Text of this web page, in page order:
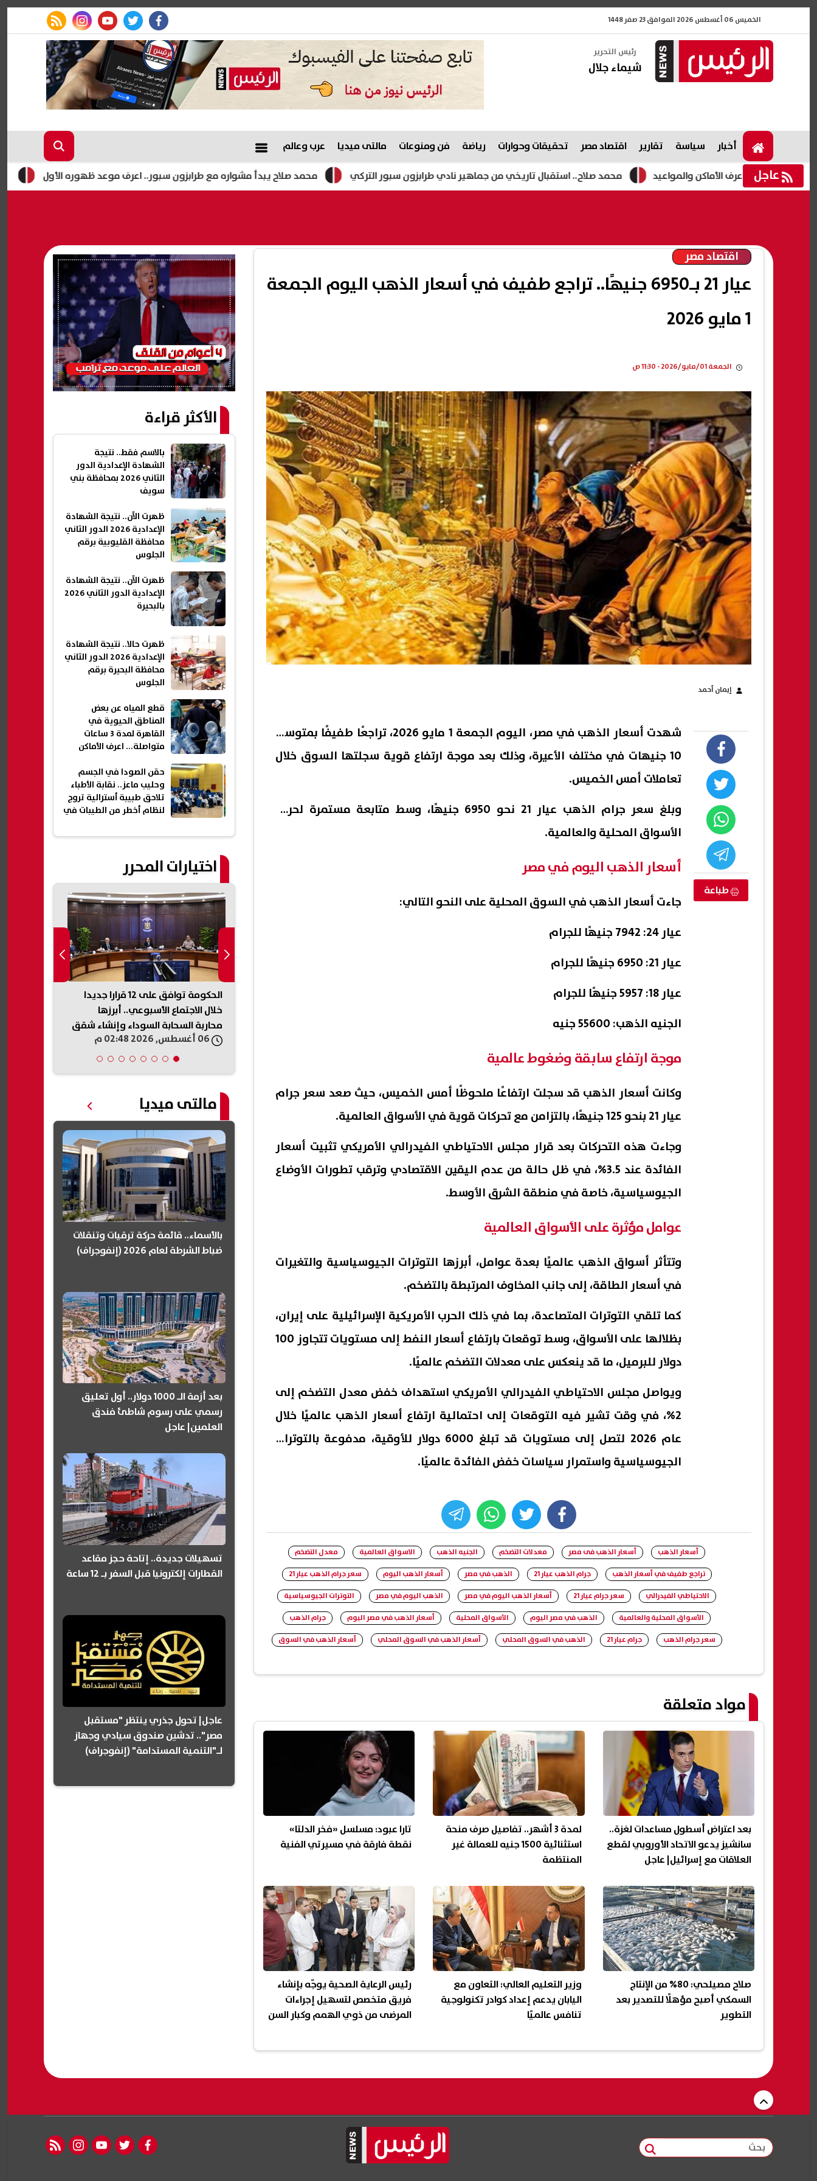
الخميس 06 أغسطس 2026 الموافق 23 صفر 1448
facebook
twitter
youtube
instagram
rss feed
رئيس التحرير
شيماء جلال
أخبار سياسة تقارير اقتصاد مصر تحقيقات وحوارات رياضة فن ومنوعات مالتى ميديا عرب وعالم
عاجل النائب محمد محمد صلاح يبدأ مشواره مع طرابزون سبور.. اعرف موعد ظهوره الأول محمد صلاح.. استقبال تاريخي من جماهير نادي طرابزون سبور التركي
اقتصاد مصر
عيار 21 بـ6950 جنيهًا.. تراجع طفيف في أسعار الذهب اليوم الجمعة
1 مايو 2026
الجمعة 01/مايو/2026 - 11:30 ص
إيمان أحمد
طباعة
شهدت أسعار الذهب في مصر، اليوم الجمعة 1 مايو 2026، تراجعًا طفيفًا بمتوسط
10 جنيهات في مختلف الأعيرة، وذلك بعد موجة ارتفاع قوية سجلتها السوق خلال
تعاملات أمس الخميس.
وبلغ سعر جرام الذهب عيار 21 نحو 6950 جنيهًا، وسط متابعة مستمرة لحركة
الأسواق المحلية والعالمية.
أسعار الذهب اليوم في مصر
جاءت أسعار الذهب في السوق المحلية على النحو التالي:
عيار 24: 7942 جنيهًا للجرام
عيار 21: 6950 جنيهًا للجرام
عيار 18: 5957 جنيهًا للجرام
الجنيه الذهب: 55600 جنيه
موجة ارتفاع سابقة وضغوط عالمية
وكانت أسعار الذهب قد سجلت ارتفاعًا ملحوظًا أمس الخميس، حيث صعد سعر جرام
عيار 21 بنحو 125 جنيهًا، بالتزامن مع تحركات قوية في الأسواق العالمية.
وجاءت هذه التحركات بعد قرار مجلس الاحتياطي الفيدرالي الأمريكي تثبيت أسعار
الفائدة عند 3.5%، في ظل حالة من عدم اليقين الاقتصادي وترقب تطورات الأوضاع
الجيوسياسية، خاصة في منطقة الشرق الأوسط.
عوامل مؤثرة على الأسواق العالمية
وتتأثر أسواق الذهب عالميًا بعدة عوامل، أبرزها التوترات الجيوسياسية والتغيرات
في أسعار الطاقة، إلى جانب المخاوف المرتبطة بالتضخم.
كما تلقي التوترات المتصاعدة، بما في ذلك الحرب الأمريكية الإسرائيلية على إيران،
بظلالها على الأسواق، وسط توقعات بارتفاع أسعار النفط إلى مستويات تتجاوز 100
دولار للبرميل، ما قد ينعكس على معدلات التضخم عالميًا.
ويواصل مجلس الاحتياطي الفيدرالي الأمريكي استهداف خفض معدل التضخم إلى
2%، في وقت تشير فيه التوقعات إلى احتمالية ارتفاع أسعار الذهب عالميًا خلال
عام 2026 لتصل إلى مستويات قد تبلغ 6000 دولار للأوقية، مدفوعة بالتوترات
الجيوسياسية واستمرار سياسات خفض الفائدة عالميًا.
facebook
twitter
whats
أسعار الذهب أسعار الذهب فى مصر معدلات التضخم الجنيه الذهب الاسواق العالمية
معدل التضخم
تراجع طفيف في أسعار الذهب
جرام الذهب عيار 21 الذهب في مصر أسعار الذهب اليوم
سعر جرام الذهب عيار 21
الاحتياطي الفيدرالي
سعر جرام عيار 21 أسعار الذهب اليوم في مصر الذهب اليوم في مصر
التوترات الجيوسياسية
الأسواق المحلية والعالمية
الذهب في مصر اليوم الأسواق المحلية أسعار الذهب في مصر اليوم
جرام الذهب
سعر جرام الذهب
جرام عيار 21 الذهب في السوق المحلي أسعار الذهب في السوق المحلي أسعار الذهب في السوق
مواد متعلقة
بعد اعتراض أسطول مساعدات لغزة..
سانشيز يدعو الاتحاد الأوروبي لقطع
العلاقات مع إسرائيل| عاجل
لمدة 3 أشهر.. تفاصيل صرف منحة
استثنائية 1500 جنيه للعمالة غير
المنتظمة
تارا عبود: مسلسل «فخر الدلتا»
نقطة فارقة في مسيرتي الفنية
صلاح مصيلحي: 80% من الإنتاج
السمكي أصبح مؤهلًا للتصدير بعد
التطوير
وزير التعليم العالي: التعاون مع
اليابان يدعم إعداد كوادر تكنولوجية
تنافس عالميًا
رئيس الرعاية الصحية يوجّه بإنشاء
فريق متخصص لتسهيل إجراءات
المرضى من ذوي الهمم وكبار السن
الأكثر قراءة
بالاسم فقط.. نتيجة
الشهادة الإعدادية الدور
الثاني 2026 بمحافظة بني
سويف
ظهرت الآن.. نتيجة الشهادة
الإعدادية 2026 الدور الثاني
محافظة القليوبية برقم
الجلوس
ظهرت الآن.. نتيجة الشهادة
الإعدادية الدور الثاني 2026
بالبحيرة
ظهرت حالا.. نتيجة الشهادة
الإعدادية 2026 الدور الثاني
محافظة البحيرة برقم
الجلوس
قطع المياه عن بعض
المناطق الحيوية في
القاهرة لمدة 3 ساعات
متواصلة... اعرف الأماكن
حقن الصودا في الجسم
وحليب ماعز.. نقابة الأطباء
تلاحق طبيبة أسترالية تروج
لنظام أخطر من الطيبات في
اختيارات المحرر
محمد صلاح يبدأ مشواره مع طرابزون
مدبولي: لدينا مخزون سلعي يكفي
لفترات آمنة
الحكومة توافق على 12 قرارا جديدا
خلال الاجتماع الأسبوعي.. أبرزها
محاربة السحابة السوداء وإنشاء شقق
سكنية جديدة| عاجل
مالتى ميديا
بالأسماء.. قائمة حركة ترقيات وتنقلات
ضباط الشرطة لعام 2026 (إنفوجراف)
بعد أزمة الـ 1000 دولار.. أول تعليق
رسمي على رسوم شاطئ فندق
العلمين| عاجل
تسهيلات جديدة.. إتاحة حجز مقاعد
القطارات إلكترونيا قبل السفر بـ 12 ساعة
عاجل| تحول جذري ينتظر "مستقبل
مصر".. تدشين صندوق سيادي وجهاز
لـ"التنمية المستدامة" (إنفوجراف)
بحث facebook
twitter
youtube
instagram
rss feed